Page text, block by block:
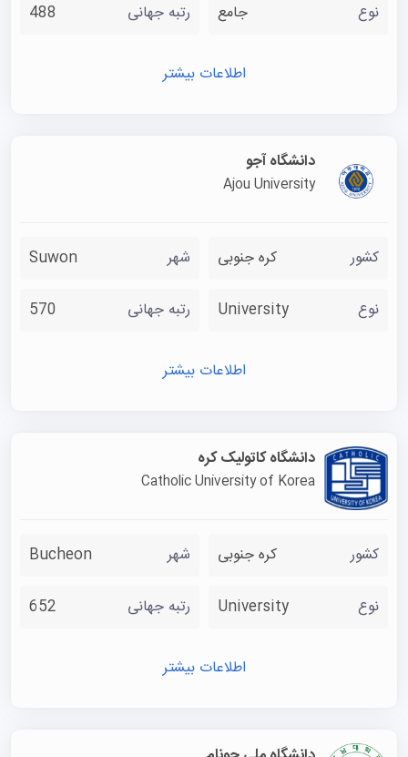
نوع جامع رتبه جهانی 488
اطلاعات بیشتر
دانشگاه آجو
Ajou University
کشور کره جنوبی شهر Suwon
نوع University رتبه جهانی 570
اطلاعات بیشتر
دانشگاه کاتولیک کره
Catholic University of Korea
کشور کره جنوبی شهر Bucheon
نوع University رتبه جهانی 652
اطلاعات بیشتر